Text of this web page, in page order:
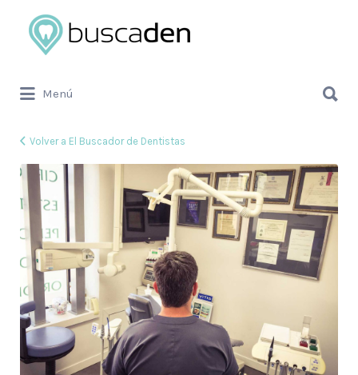
Buscar
por:
Menú
por:
cover4
Volver a El Buscador de Dentistas